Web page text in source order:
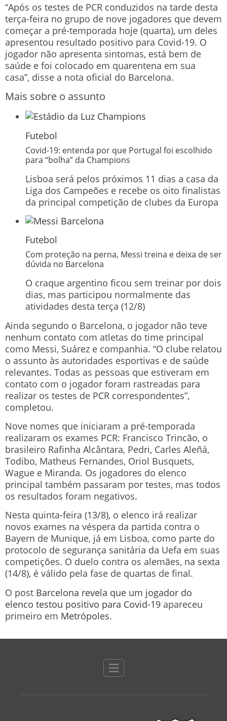
“Após os testes de PCR conduzidos na tarde desta
terça-feira no grupo de nove jogadores que devem
começar a pré-temporada hoje (quarta), um deles
apresentou resultado positivo para Covid-19. O
jogador não apresenta sintomas, está bem de
saúde e foi colocado em quarentena em sua
casa”, disse a nota oficial do Barcelona.
Mais sobre o assunto
Futebol
Covid-19: entenda por que Portugal foi escolhido
para “bolha” da Champions
Lisboa será pelos próximos 11 dias a casa da
Liga dos Campeões e recebe os oito finalistas
da principal competição de clubes da Europa
Futebol
Com proteção na perna, Messi treina e deixa de ser
dúvida no Barcelona
O craque argentino ficou sem treinar por dois
dias, mas participou normalmente das
atividades desta terça (12/8)
Ainda segundo o Barcelona, o jogador não teve
nenhum contato com atletas do time principal
como Messi, Suárez e companhia. “O clube relatou
o assunto às autoridades esportivas e de saúde
relevantes. Todas as pessoas que estiveram em
contato com o jogador foram rastreadas para
realizar os testes de PCR correspondentes”,
completou.
Nove nomes que iniciaram a pré-temporada
realizaram os exames PCR: Francisco Trincão, o
brasileiro Rafinha Alcântara, Pedri, Carles Aleñá,
Todibo, Matheus Fernandes, Oriol Busquets,
Wague e Miranda. Os jogadores do elenco
principal também passaram por testes, mas todos
os resultados foram negativos.
Nesta quinta-feira (13/8), o elenco irá realizar
novos exames na véspera da partida contra o
Bayern de Munique, já em Lisboa, como parte do
protocolo de segurança sanitária da Uefa em suas
competições. O duelo contra os alemães, na sexta
(14/8), é válido pela fase de quartas de final.
O post Barcelona revela que um jogador do
elenco testou positivo para Covid-19 apareceu
primeiro em Metrópoles.